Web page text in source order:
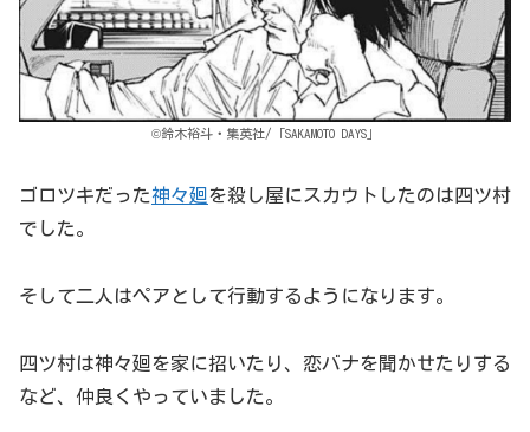
©鈴木裕斗・集英社/「SAKAMOTO DAYS」
ゴロツキだった神々廻を殺し屋にスカウトしたのは四ツ村
でした。
そして二人はペアとして行動するようになります。
四ツ村は神々廻を家に招いたり、恋バナを聞かせたりする
など、仲良くやっていました。